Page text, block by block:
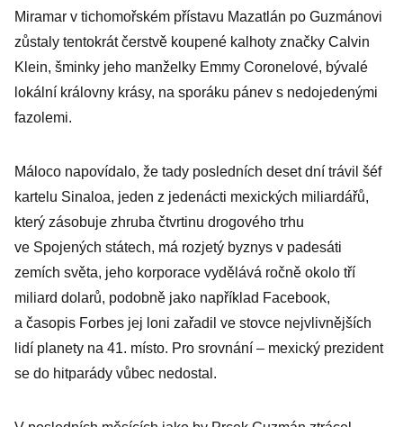
Miramar v tichomořském přístavu Mazatlán po Guzmánovi
zůstaly tentokrát čerstvě koupené kalhoty značky Calvin
Klein, šminky jeho manželky Emmy Coronelové, bývalé
lokální královny krásy, na sporáku pánev s nedojedenými
fazolemi.
Máloco napovídalo, že tady posledních deset dní trávil šéf
kartelu Sinaloa, jeden z jedenácti mexických miliardářů,
který zásobuje zhruba čtvrtinu drogového trhu
ve Spojených státech, má rozjetý byznys v padesáti
zemích světa, jeho korporace vydělává ročně okolo tří
miliard dolarů, podobně jako například Facebook,
a časopis Forbes jej loni zařadil ve stovce nejvlivnějších
lidí planety na 41. místo. Pro srovnání – mexický prezident
se do hitparády vůbec nedostal.